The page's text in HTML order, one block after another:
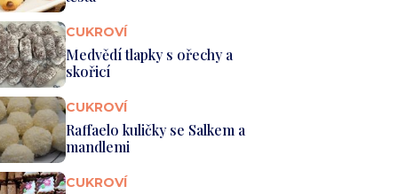
CUKROVÍ
Medvědí tlapky s ořechy a
skořicí
CUKROVÍ
Raffaelo kuličky se Salkem a
mandlemi
CUKROVÍ